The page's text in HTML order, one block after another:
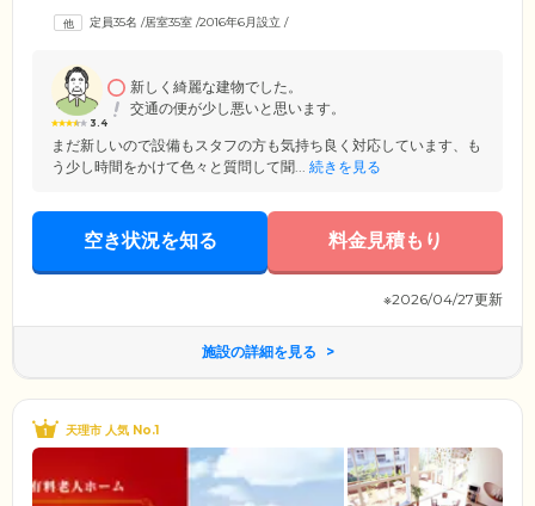
設のとなりには看護師が常駐する「ぽれぽれケアセンター白橿」があ
定員35名 /居室35室 /2016年6月設立 /
3.4
新しく綺麗な建物でした。
交通の便が少し悪いと思います。
まだ新しいので設備もスタフの方も気持ち良く対応しています、も
う少し時間をかけて色々と質問して聞... 続きを見る
空き状況を知る 料金見積もり
※2026/04/27更新
施設の詳細を見る
天理市 人気 No.1